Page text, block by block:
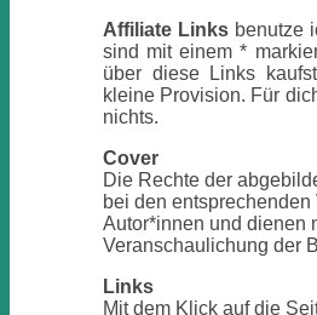
Affiliate Links benutze
sind mit einem *
über diese Links
kleine Provision. Für
nichts.
Cover
Die Rechte der
bei den entsprechenden
Autor*innen und dienen
Veranschaulichung der
Links
Mit dem Klick auf die